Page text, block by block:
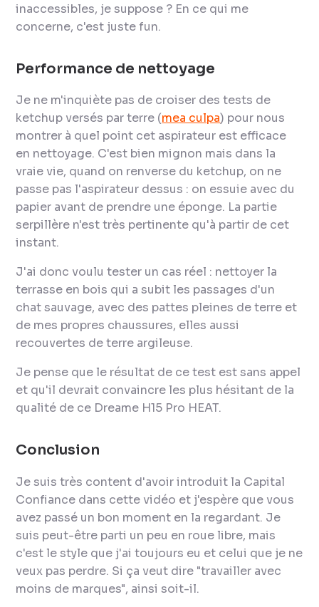
inaccessibles, je suppose ? En ce qui me
concerne, c'est juste fun.
Performance de nettoyage
Je ne m'inquiète pas de croiser des tests de
ketchup versés par terre (mea culpa) pour nous
montrer à quel point cet aspirateur est efficace
en nettoyage. C'est bien mignon mais dans la
vraie vie, quand on renverse du ketchup, on ne
passe pas l'aspirateur dessus : on essuie avec du
papier avant de prendre une éponge. La partie
serpillère n'est très pertinente qu'à partir de cet
instant.
J'ai donc voulu tester un cas réel : nettoyer la
terrasse en bois qui a subit les passages d'un
chat sauvage, avec des pattes pleines de terre et
de mes propres chaussures, elles aussi
recouvertes de terre argileuse.
Je pense que le résultat de ce test est sans appel
et qu'il devrait convaincre les plus hésitant de la
qualité de ce Dreame H15 Pro HEAT.
Conclusion
Je suis très content d'avoir introduit la Capital
Confiance dans cette vidéo et j'espère que vous
avez passé un bon moment en la regardant. Je
suis peut-être parti un peu en roue libre, mais
c'est le style que j'ai toujours eu et celui que je ne
veux pas perdre. Si ça veut dire "travailler avec
moins de marques", ainsi soit-il.